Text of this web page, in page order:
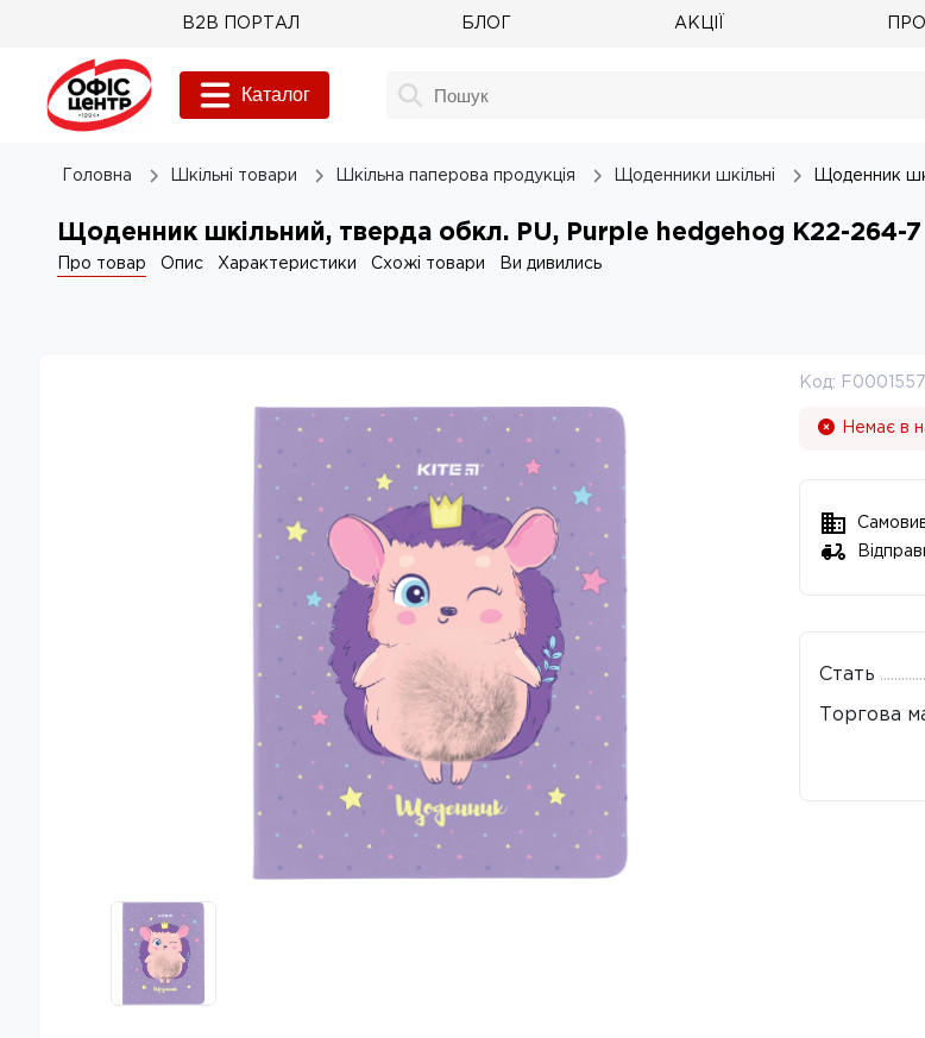
B2B ПОРТАЛ БЛОГ АКЦІЇ
Каталог
Головна Шкільні товари Шкільна паперова продукція Щоденники шкільні Щоденник
Щоденник шкільний, тверда обкл. PU, Purple hedgehog K22-264-7
Про товар Опис Характеристики Схожі товари Ви дивились
Код:
Немає в
Стать
Торгова